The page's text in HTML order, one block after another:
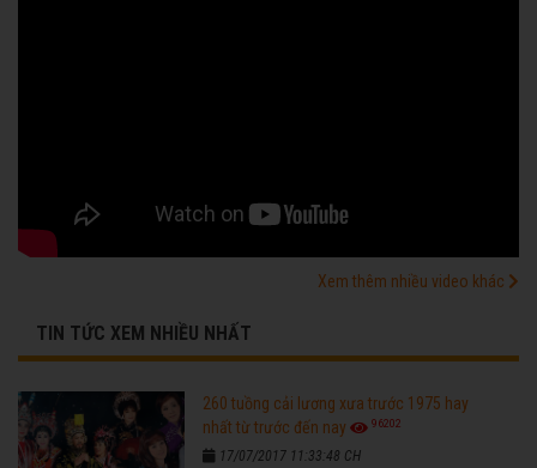
Xem thêm nhiều video khác
TIN TỨC XEM NHIỀU NHẤT
260 tuồng cải lương xưa trước 1975 hay
nhất từ trước đến nay
96202
17/07/2017 11:33:48 CH